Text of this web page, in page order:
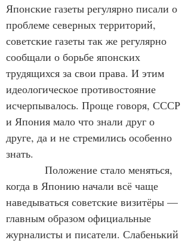
Японские газеты регулярно писали о
проблеме северных территорий,
советские газеты так же регулярно
сообщали о борьбе японских
трудящихся за свои права. И этим
идеологическое противостояние
исчерпывалось. Проще говоря, СССР
и Япония мало что знали друг о
друге, да и не стремились особенно
знать.
Положение стало меняться,
когда в Японию начали всё чаще
наведываться советские визитёры —
главным образом официальные
журналисты и писатели. Слабенький